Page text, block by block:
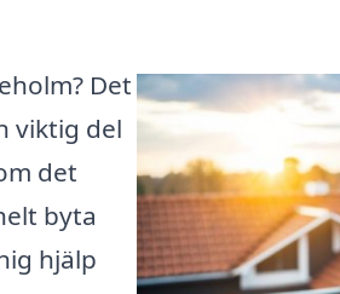
Det
viktig del
det
byta
hjälp